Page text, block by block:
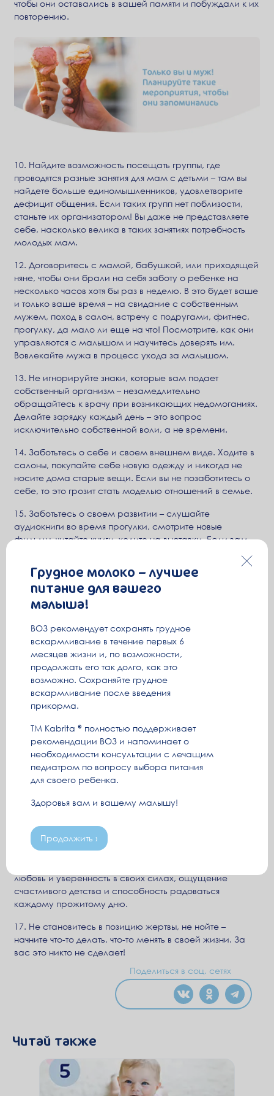
чтобы они оставались в вашей памяти и побуждали к их
повторению.
10. Найдите возможность посещать группы, где
проводятся разные занятия для мам с детьми – там вы
найдете больше единомышленников, удовлетворите
дефицит общения. Если таких групп нет поблизости,
станьте их организатором! Вы даже не представляете
себе, насколько велика в таких занятиях потребность
молодых мам.
12. Договоритесь с мамой, бабушкой, или приходящей
няне, чтобы они брали на себя заботу о ребенке на
несколько часов хотя бы раз в неделю. В это будет ваше
и только ваше время – на свидание с собственным
мужем, поход в салон, встречу с подругами, фитнес,
прогулку, да мало ли еще на что! Посмотрите, как они
управляются с малышом и научитесь доверять им.
Вовлекайте мужа в процесс ухода за малышом.
13. Не игнорируйте знаки, которые вам подает
собственный организм – незамедлительно
обращайтесь к врачу при возникающих недомоганиях.
Делайте зарядку каждый день – это вопрос
исключительно собственной воли, а не времени.
14. Заботьтесь о себе и своем внешнем виде. Ходите в
салоны, покупайте себе новую одежду и никогда не
носите дома старые вещи. Если вы не позаботитесь о
себе, то это грозит стать моделью отношений в семье.
15. Заботьтесь о своем развитии – слушайте
аудиокниги во время прогулки, смотрите новые
фильмы, читайте книги, ходите на выставки. Если вам
превратиться в «клушу» и остаться интересной для
мужа, своих друзей и семьи, а, главное, для своего
ребенка.
15. Ограничьте общение с людьми, которые вас
раздражают, даже если это близкие родственники.
приглашайте их в гости.
16. Помните, что дать ребенку все самое лучшее
невозможно, кто-то будет все равно лучше. А вот дать
все, что в ваших силах вы сможете и дадите. В первую
любовь и уверенность в своих силах, ощущение
счастливого детства и способность радоваться
каждому прожитому дню.
17. Не становитесь в позицию жертвы, не нойте –
начните что-то делать, что-то менять в своей жизни. За
вас это никто не сделает!
Поделиться в соц. сетях
Читай также
Грудное молоко – лучшее
питание для вашего
малыша!
ВОЗ рекомендует сохранять грудное
вскармливание в течение первых 6
месяцев жизни и, по возможности,
продолжать его так долго, как это
возможно. Сохраняйте грудное
вскармливание после введения
прикорма.
ТМ Kabrita
полностью поддерживает
рекомендации ВОЗ и напоминает о
необходимости консультации с лечащим
педиатром по вопросу выбора питания
для своего ребенка.
Здоровья вам и вашему малышу!
Продолжить ›